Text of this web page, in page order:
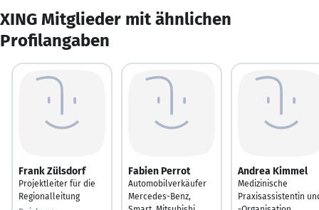
XING Mitglieder mit ähnlichen
Profilangaben
Frank Zülsdorf
Projektleiter für die
Regionalleitung
Fabien Perrot
Automobilverkäufer
Mercedes-Benz,
Andrea Kimmel
Medizinische
Praxisassistentin